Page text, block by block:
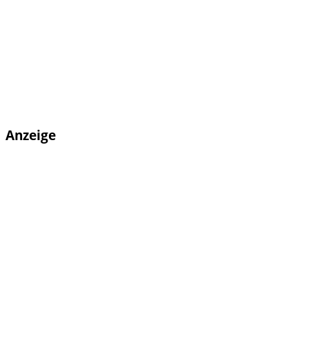
Anzeige